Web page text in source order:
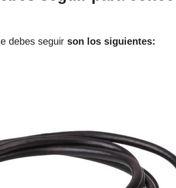
debes seguir son los siguientes: